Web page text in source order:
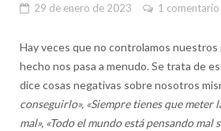
29 de enero de 2023 1 comentario
Hay veces que no controlamos
hecho nos pasa a menudo. Se trata de
dice cosas negativas sobre nosotros
conseguirlo», «Siempre tienes que meter
mal», «Todo el mundo está pensando mal